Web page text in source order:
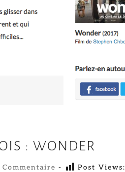
: WONDER
Commentaire - Post Views: